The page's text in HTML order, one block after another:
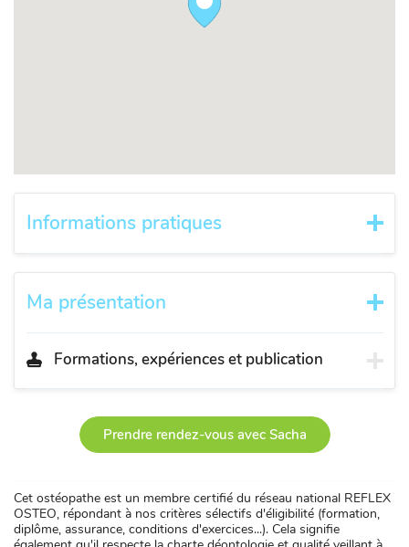
Informations pratiques
Ma présentation
Formations, expériences et publication
Prendre rendez-vous avec Sacha
Cet ostéopathe est un membre certifié du réseau national REFLEX
OSTEO, répondant à nos critères sélectifs d'éligibilité (formation,
diplôme, assurance, conditions d'exercices...). Cela signifie